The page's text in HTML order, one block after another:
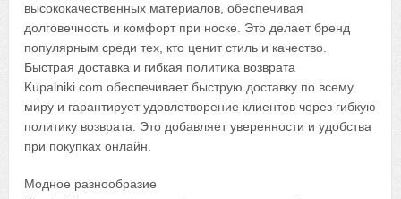
высококачественных материалов, обеспечивая
долговечность и комфорт при носке. Это делает бренд
популярным среди тех, кто ценит стиль и качество.
Быстрая доставка и гибкая политика возврата
Kupalniki.com обеспечивает быструю доставку по всему
миру и гарантирует удовлетворение клиентов через гибкую
политику возврата. Это добавляет уверенности и удобства
при покупках онлайн.
Модное разнообразие